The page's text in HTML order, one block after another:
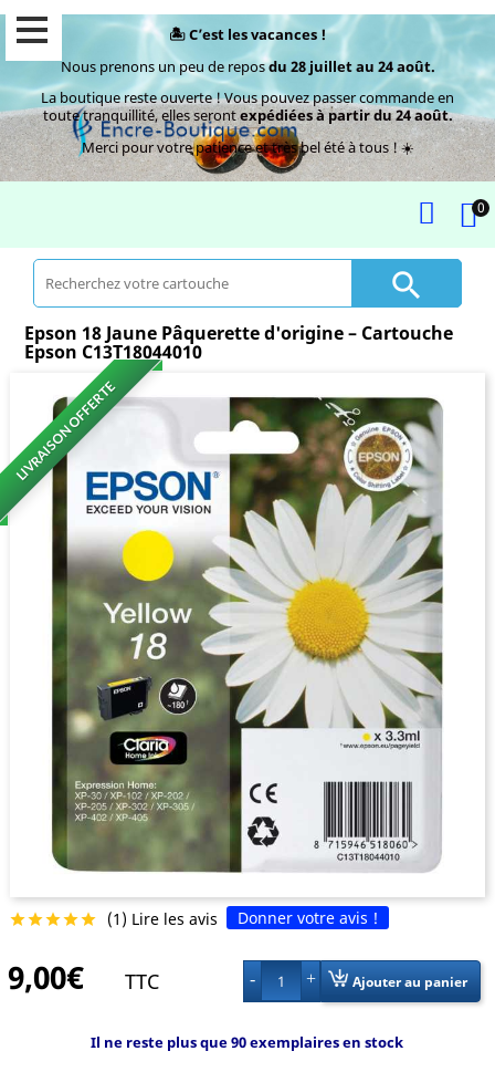
🏝️ C’est les vacances !
Nous prenons un peu de reposdu 28 juillet au 24 août.
La boutique reste ouverte ! Vous pouvez passer commande en
toute tranquillité, elles serontexpédiées à partir du 24 août.
Merci pour votre patience et très bel été à tous ! ☀️
0

Epson 18 Jaune Pâquerette d'origine – Cartouche
Epson C13T18044010
LIVRAISON OFFERTE
 (1) Lire les avis Donner votre avis !
9,00€ TTC 1 Ajouter au panier
Il ne reste plus que 90 exemplaires en stock